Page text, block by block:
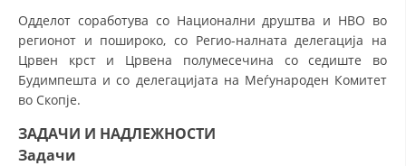
МЕНАЏМЕНТ НА ВОЛОНТЕРИ
ДЕЈСТВУВАЊЕ
Одделот соработува со Национални друштва и НВО во
регионот и пошироко, со Регио-налната делегација на
Црвен крст и Црвена полумесечина со седиште во
Будимпешта и со делегацијата на Меѓународен Комитет
во Скопје.
ЗАДАЧИ И НАДЛЕЖНОСТИ
Задачи